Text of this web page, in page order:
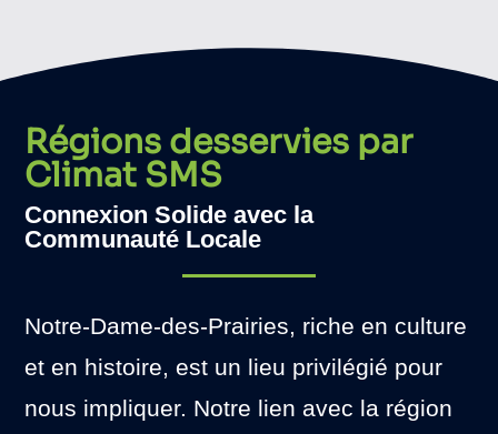
Régions desservies par
Climat SMS
Connexion Solide avec la
Communauté Locale
Notre-Dame-des-Prairies, riche en culture
et en histoire, est un lieu privilégié pour
nous impliquer. Notre lien avec la région